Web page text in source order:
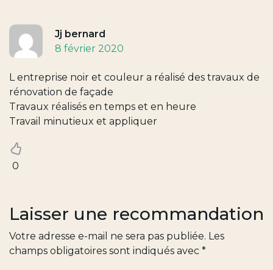
Jj bernard
8 février 2020
L entreprise noir et couleur a réalisé des travaux de
rénovation de façade
Travaux réalisés en temps et en heure
Travail minutieux et appliquer
0
Laisser une recommandation
Votre adresse e-mail ne sera pas publiée. Les
champs obligatoires sont indiqués avec *